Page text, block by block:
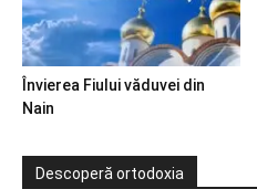
Învierea Fiului văduvei din
Nain
Descoperă ortodoxia